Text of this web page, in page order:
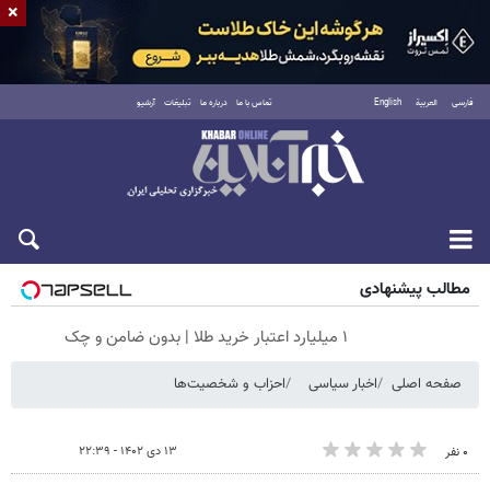
فارسی العربية English تماس با ما درباره ما تبلیغات آرشیو
جمعه ۱۶ مرداد ۱۴۰۵
مطالب پیشنهادی
۱ میلیارد اعتبار خرید طلا | بدون ضامن و چک
صفحه اصلی اخبار سیاسی احزاب و شخصیت‌ها
۰ نفر ۱۳ دی ۱۴۰۲ - ۲۲:۳۹
×